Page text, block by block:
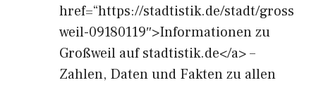
href=“https://stadtistik.de/stadt/gross
weil-09180119″>Informationen zu
Großweil auf stadtistik.de</a> –
Zahlen, Daten und Fakten zu allen